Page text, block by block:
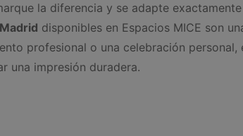
la diferencia y se adapte
disponibles en Espacios MICE son
profesional o una celebración personal,
una impresión duradera.